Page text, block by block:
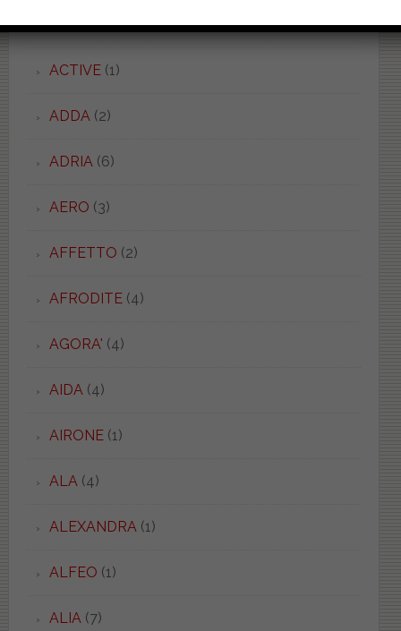
ACQUASPACE(2)
ACTIVE(1)
ADDA (2)
ADRIA (6)
AERO (3)
AFFETTO (2)
AFRODITE(4)
AGORA' (4)
AIDA (4)
AIRONE(1)
ALA (4)
ALEXANDRA (1)
ALFEO (1)
ALIA (7)